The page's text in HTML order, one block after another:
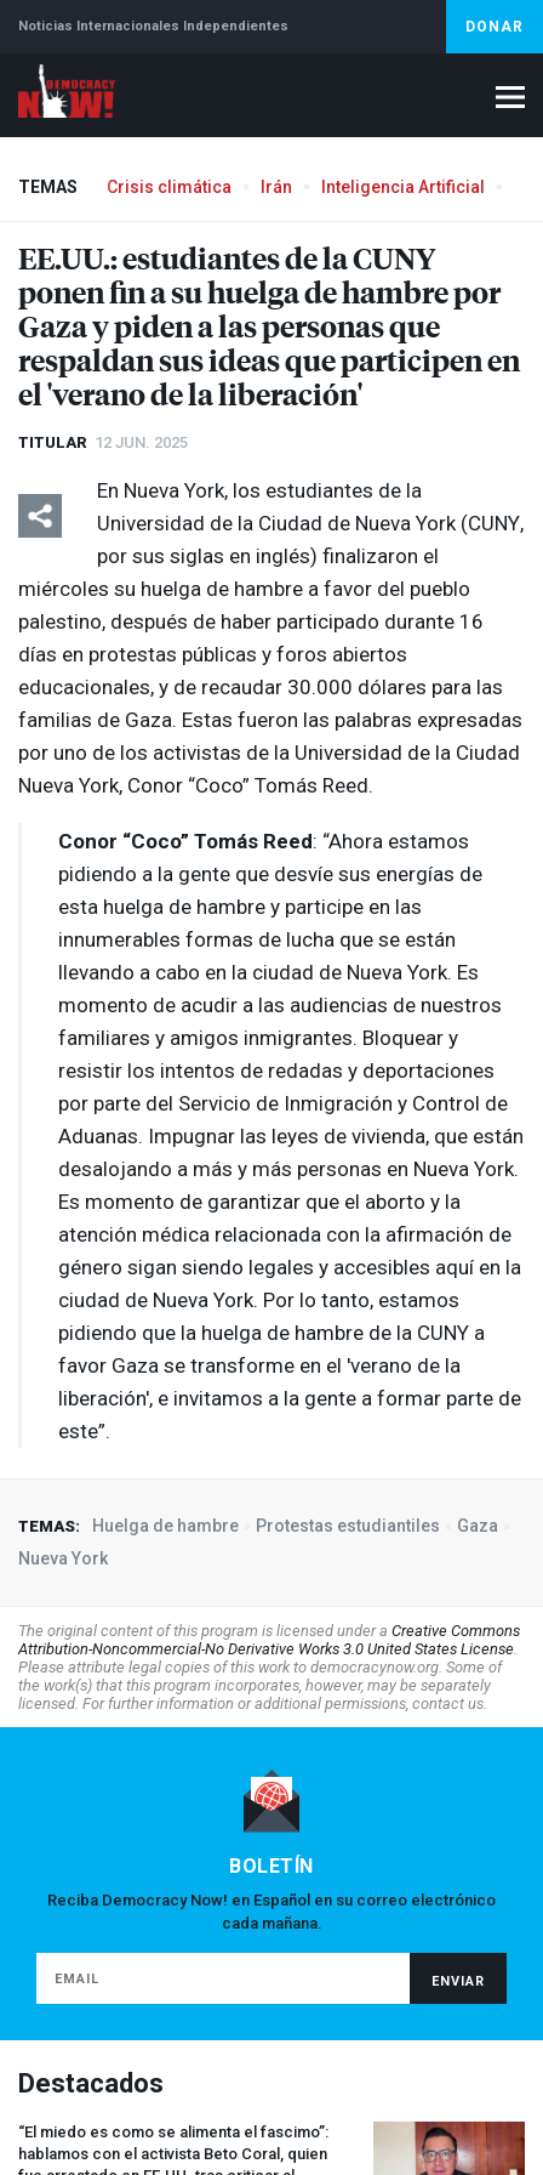
Noticias Internacionales Independientes DONAR
TEMAS Crisis climática Irán Inteligencia Artificial
EE.UU.: estudiantes de laCUNY
ponen fin a su huelga de hambre por
Gaza y piden a las personas que
respaldan sus ideas que participen en
el 'verano de la liberación'
TITULAR 12 JUN. 2025
En Nueva York, los estudiantes de la
Universidad de la Ciudad de Nueva York (CUNY,
por sus siglas en inglés) finalizaron el
miércoles su huelga de hambre a favor del pueblo
palestino, después de haber participado durante 16
días en protestas públicas y foros abiertos
educacionales, y de recaudar 30.000 dólares para las
familias de Gaza. Estas fueron las palabras expresadas
por uno de los activistas de la Universidad de la Ciudad
Nueva York, Conor “Coco” Tomás Reed.
Conor “Coco” Tomás Reed: “Ahora estamos
pidiendo a la gente que desvíe sus energías de
esta huelga de hambre y participe en las
innumerables formas de lucha que se están
llevando a cabo en la ciudad de Nueva York. Es
momento de acudir a las audiencias de nuestros
familiares y amigos inmigrantes. Bloquear y
resistir los intentos de redadas y deportaciones
por parte del Servicio de Inmigración y Control de
Aduanas. Impugnar las leyes de vivienda, que están
desalojando a más y más personas en Nueva York.
Es momento de garantizar que el aborto y la
atención médica relacionada con la afirmación de
género sigan siendo legales y accesibles aquí en la
ciudad de Nueva York. Por lo tanto, estamos
pidiendo que la huelga de hambre de la CUNY a
favor Gaza se transforme en el 'verano de la
liberación', e invitamos a la gente a formar parte de
este”.
TEMAS: Huelga de hambre Protestas estudiantiles
Gaza
Nueva York
The original content of this program is licensed under a Creative Commons
Attribution-Noncommercial-No Derivative Works 3.0 United States License.
Please attribute legal copies of this work to democracynow.org. Some of
the work(s) that this program incorporates, however, may be separately
licensed. For further information or additional permissions, contact us.
BOLETÍN
Reciba Democracy Now! en Español en su correo electrónico
cada mañana.
Destacados
“El miedo es como se alimenta el fascimo”:
hablamos con el activista Beto Coral, quien